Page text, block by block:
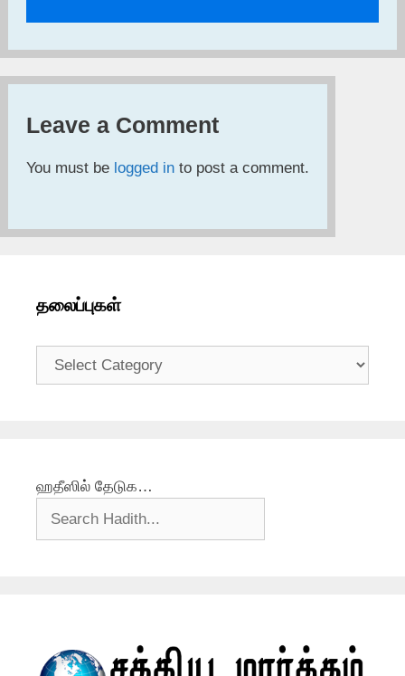
Leave a Comment
You must be logged in to post a comment.
தலைப்புகள்
தலைப்புகள்
ஹதீஸில் தேடுக…